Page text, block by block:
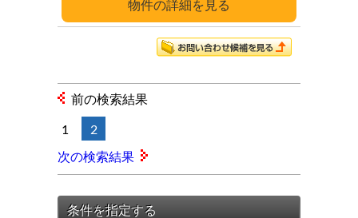
詳細
前の検索結果
1 2
次の検索結果